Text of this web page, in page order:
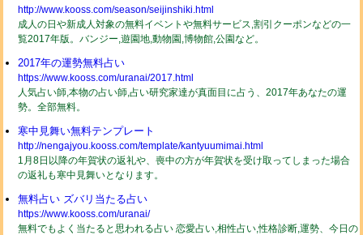
http://www.kooss.com/season/seijinshiki.html
成人の日や新成人対象の無料イベントや無料サービス,割引クーポンなどの一
覧2017年版。バンジー,遊園地,動物園,博物館,公園など。
2017年の運勢無料占い
https://www.kooss.com/uranai/2017.html
人気占い師,本物の占い師,占い研究家達が真面目に占う、2017年あなたの運
勢。全部無料。
寒中見舞い無料テンプレート
http://nengajyou.kooss.com/template/kantyuumimai.html
1月8日以降の年賀状の返礼や、喪中の方が年賀状を受け取ってしまった場合
の返礼も寒中見舞いとなります。
無料占い ズバリ当たる占い
https://www.kooss.com/uranai/
無料でもよく当たると思われる占い 恋愛占い,相性占い,性格診断,運勢、今日の